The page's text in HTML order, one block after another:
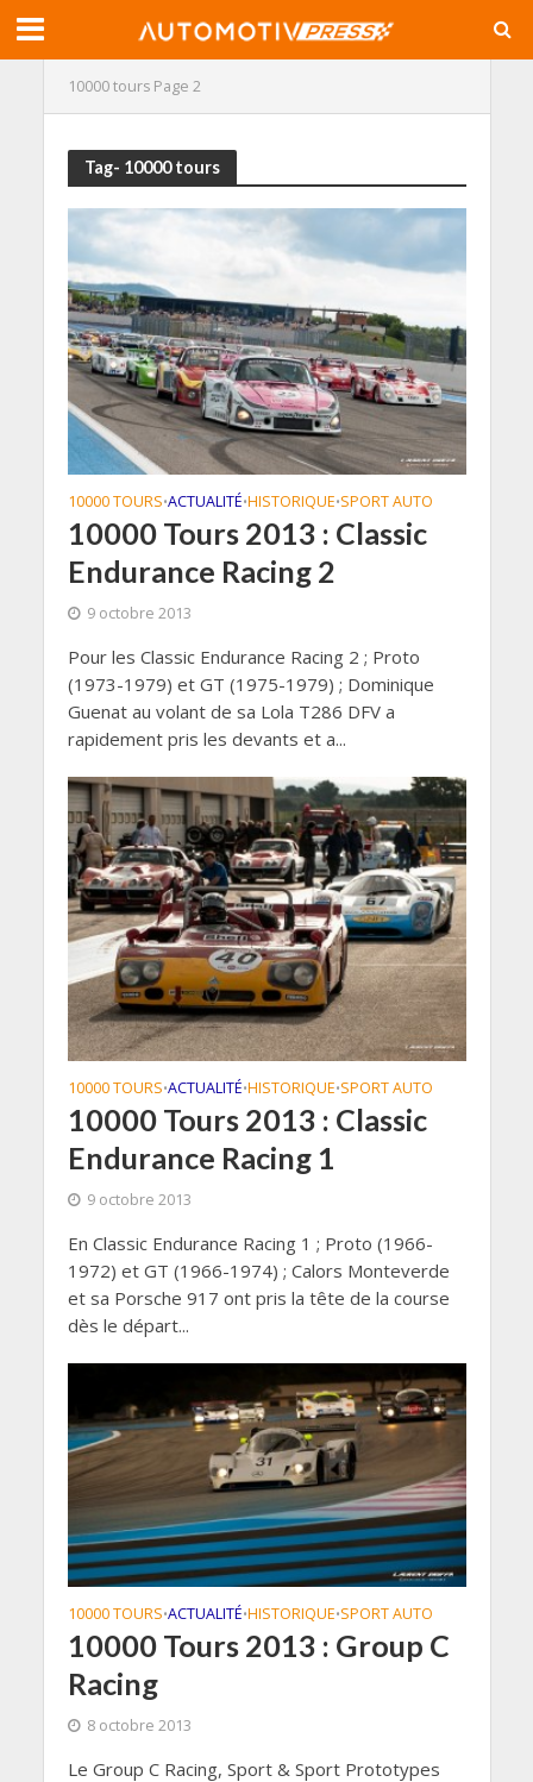
10000 tours Page 2
Tag- 10000 tours
10000 TOURS•ACTUALITÉ•HISTORIQUE•SPORT AUTO
10000 Tours 2013 : Classic
Endurance Racing 2
9 octobre 2013
Pour les Classic Endurance Racing 2 ; Proto
(1973-1979) et GT (1975-1979) ; Dominique
Guenat au volant de sa Lola T286 DFV a
rapidement pris les devants et a...
10000 TOURS•ACTUALITÉ•HISTORIQUE•SPORT AUTO
10000 Tours 2013 : Classic
Endurance Racing 1
9 octobre 2013
En Classic Endurance Racing 1 ; Proto (1966-
1972) et GT (1966-1974) ; Calors Monteverde
et sa Porsche 917 ont pris la tête de la course
dès le départ...
10000 TOURS•ACTUALITÉ•HISTORIQUE•SPORT AUTO
10000 Tours 2013 : Group C
Racing
8 octobre 2013
Le Group C Racing, Sport & Sport Prototypes